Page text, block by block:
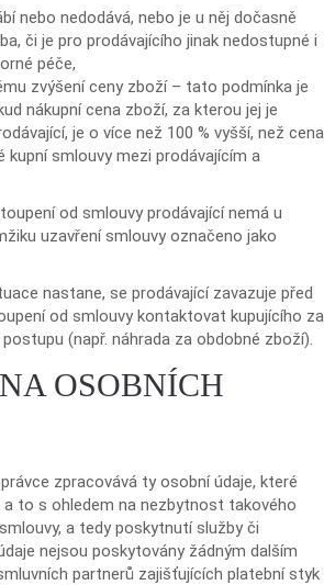
nebo nedodává, nebo je u něj dočasně
či je pro prodávajícího jinak nedostupné i
péče,
zvýšení ceny zboží – tato podmínka je
nákupní cena zboží, za kterou jej je
je o více než 100 % vyšší, než cena
kupní smlouvy mezi prodávajícím a
od smlouvy prodávající nemá u
uzavření smlouvy označeno jako
nastane, se prodávající zavazuje před
od smlouvy kontaktovat kupujícího za
(např. náhrada za obdobné zboží).
OSOBNÍCH
zpracovává ty osobní údaje, které
a to s ohledem na nezbytnost takového
a tedy poskytnutí služby či
nejsou poskytovány žádným dalším
partnerů zajišťujících platební styk